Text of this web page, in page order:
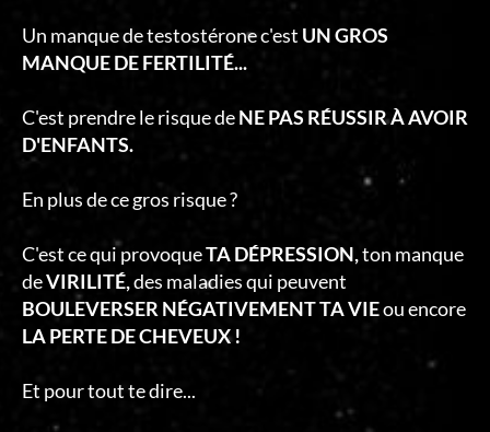
Un manque de testostérone c'est UN GROS
MANQUE DE FERTILITÉ...
C'est prendre le risque deNE PAS RÉUSSIR À AVOIR
D'ENFANTS.
En plus de ce gros risque ?
C'est ce qui provoqueTA DÉPRESSION,ton manque
deVIRILITÉ,des maladies qui peuvent
BOULEVERSER NÉGATIVEMENT TA VIEou encore
LA PERTE DE CHEVEUX !
Et pour tout te dire...